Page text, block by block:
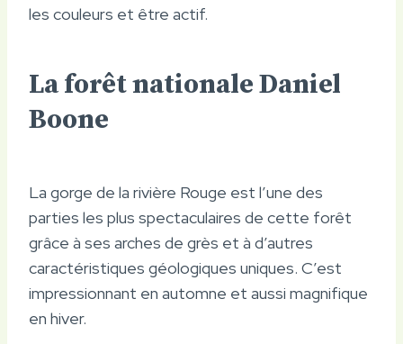
les couleurs et être actif.
La forêt nationale Daniel
Boone
La gorge de la rivière Rouge est l’une des
parties les plus spectaculaires de cette forêt
grâce à ses arches de grès et à d’autres
caractéristiques géologiques uniques. C’est
impressionnant en automne et aussi magnifique
en hiver.